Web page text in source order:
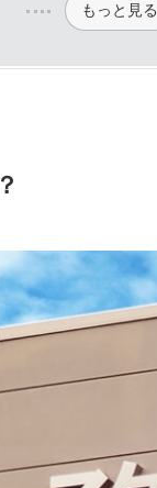
もっと見る